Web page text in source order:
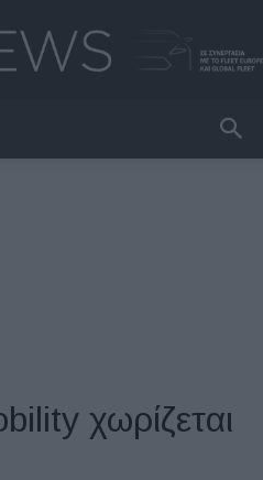
χωρίζεται